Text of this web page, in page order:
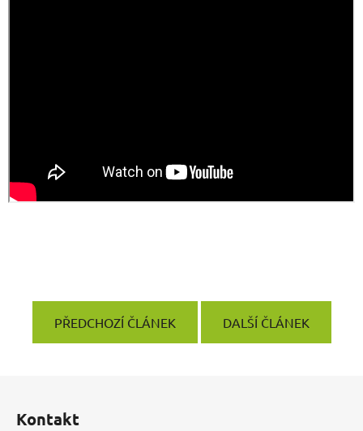
PŘEDCHOZÍ ČLÁNEK DALŠÍ ČLÁNEK
Kontakt